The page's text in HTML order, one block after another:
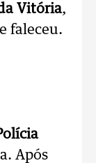
Vitória,
faleceu.
Após